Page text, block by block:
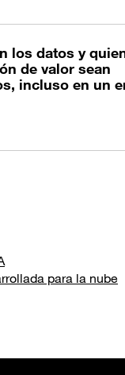
los datos y
de valor sean
incluso en un
para la nube